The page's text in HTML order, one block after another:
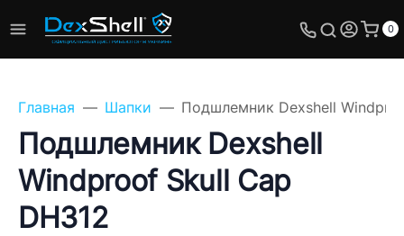
0
Главная Шапки Подшлемник Dexshell
Подшлемник Dexshell
Windproof Skull Cap
DH312